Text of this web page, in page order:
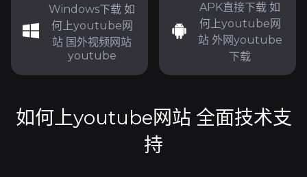
Windows下载 如
何上youtube网
站 国外视频网站
youtube
APK直接下载 如
何上youtube网
站 外网youtube
下载
如何上youtube网站 全面技术支
持